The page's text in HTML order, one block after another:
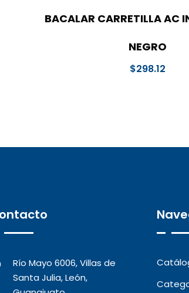
BACALAR CARRETILLA AC
NEGRO
$298.12
Río Mayo 6006, Villas de
Santa Julia, León,